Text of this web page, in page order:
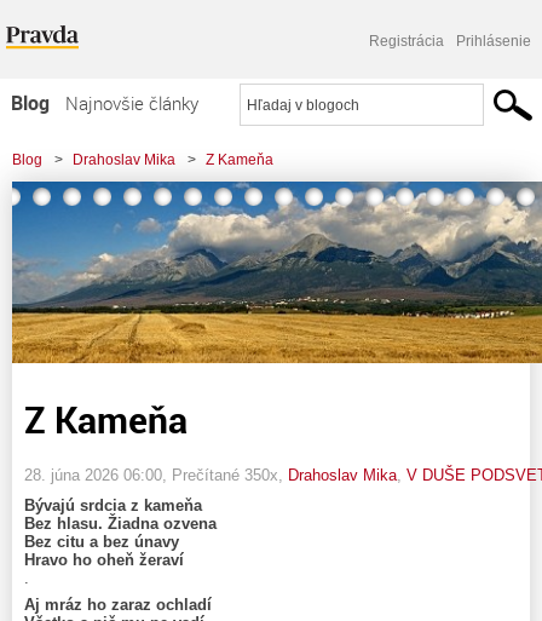
Registrácia Prihlásenie
Blog
Najnovšie články
Najčítanejšie články
Najkomentovanejšie články
Zoznam blogov
Komerčné blogy
Blog > Drahoslav Mika > Z Kameňa
Z Kameňa
28. júna 2026 06:00 , Prečítané 350x, Drahoslav Mika V DUŠE
Bývajú srdcia z kameňa
Bez hlasu. Žiadna ozvena
Bez citu a bez únavy
Hravo ho oheň žeraví
Aj mráz ho zaraz ochladí